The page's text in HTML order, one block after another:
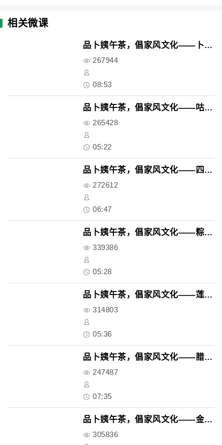
相关微课
品卜姨午茶，倡家风文化——卜姨..
267944
08:53
品卜姨午茶，倡家风文化——咕咾..
265428
05:22
品卜姨午茶，倡家风文化——四喜..
272612
06:47
品卜姨午茶，倡家风文化——粽子..
339386
05:28
品卜姨午茶，倡家风文化——莲花..
314803
05:36
品卜姨午茶，倡家风文化——腊月..
247487
07:35
品卜姨午茶，倡家风文化——金元..
305836